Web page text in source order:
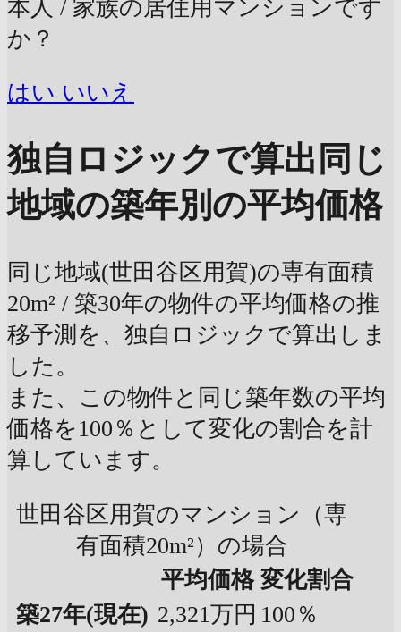
本人 / 家族の居住用マンションです
か？
はい いいえ
独自ロジックで算出 同じ
地域の築年別の平均価格
同じ地域(世田谷区用賀)の専有面積
20m² / 築30年の物件の平均価格の推
移予測を、独自ロジックで算出しま
した。
また、この物件と同じ築年数の平均
価格を100％として変化の割合を計
算しています。
世田谷区用賀のマンション（専
有面積20m²）の場合
平均価格 変化割合
築27年(現在) 2,321万円 100％